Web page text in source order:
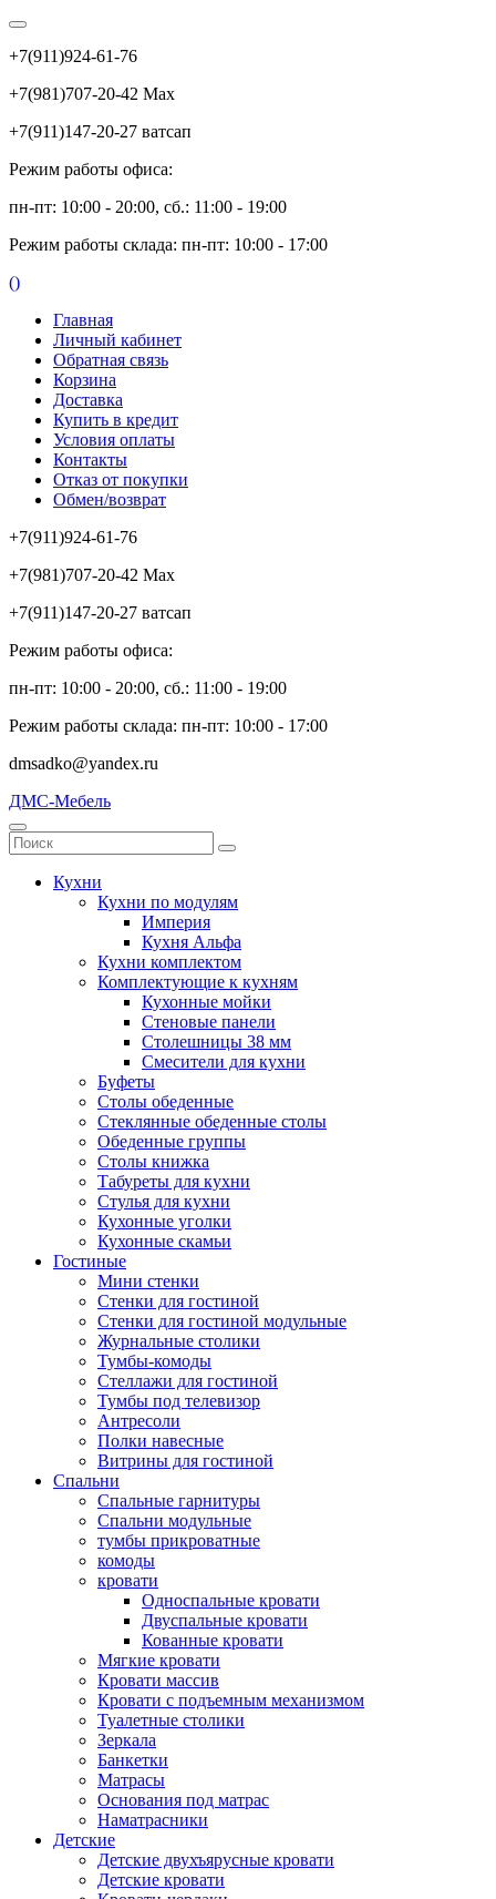
+7(911)924-61-76
+7(981)707-20-42 Max
+7(911)147-20-27 ватсап
Режим работы офиса:
пн-пт: 10:00 - 20:00, сб.: 11:00 - 19:00
Режим работы склада: пн-пт: 10:00 - 17:00
()
Главная
Личный кабинет
Обратная связь
Корзина
Доставка
Купить в кредит
Условия оплаты
Контакты
Отказ от покупки
Обмен/возврат
+7(911)924-61-76
+7(981)707-20-42 Max
+7(911)147-20-27 ватсап
Режим работы офиса:
пн-пт: 10:00 - 20:00, сб.: 11:00 - 19:00
Режим работы склада: пн-пт: 10:00 - 17:00
dmsadko@yandex.ru
ДМС-Мебель
Кухни
Кухни по модулям
Империя
Кухня Альфа
Кухни комплектом
Комплектующие к кухням
Кухонные мойки
Стеновые панели
Столешницы 38 мм
Смесители для кухни
Буфеты
Столы обеденные
Стеклянные обеденные столы
Обеденные группы
Столы книжка
Табуреты для кухни
Стулья для кухни
Кухонные уголки
Кухонные скамьи
Гостиные
Мини стенки
Стенки для гостиной
Стенки для гостиной модульные
Журнальные столики
Тумбы-комоды
Стеллажи для гостиной
Тумбы под телевизор
Антресоли
Полки навесные
Витрины для гостиной
Спальни
Спальные гарнитуры
Спальни модульные
тумбы прикроватные
комоды
кровати
Односпальные кровати
Двуспальные кровати
Кованные кровати
Мягкие кровати
Кровати массив
Кровати с подъемным механизмом
Туалетные столики
Зеркала
Банкетки
Матрасы
Основания под матрас
Наматрасники
Детские
Детские двухъярусные кровати
Детские кровати